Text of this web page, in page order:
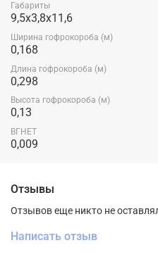
Габариты
9,5x3,8x11,6
Ширина гофрокороба (м)
0,168
Длина гофрокороба (м)
0,298
Высота гофрокороба (м)
0,13
ВГНЕТ
0,009
Отзывы
Отзывов еще никто не
Написать отзыв